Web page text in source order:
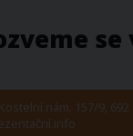
se
nám. 157/9, 692